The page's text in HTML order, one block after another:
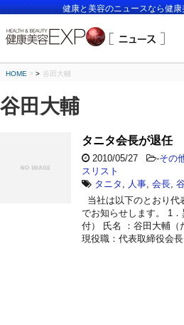
健康と美容のニュースなら健
HOME > 谷田大輔
谷田大輔
タニタ会長が退任
2010/05/27 -その
スリスト
タニタ
人事 会長
当社は以下のとおり代
でお知らせします。 1
付） 氏名 ：谷田大輔（
現役職：代表取締役会